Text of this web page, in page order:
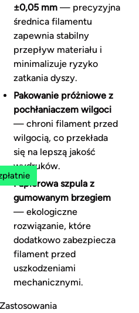
±0,05 mm— precyzyjna
średnica filamentu
zapewnia stabilny
przepływ materiału i
minimalizuje ryzyko
zatkania dyszy.
Pakowanie próżniowe z
pochłaniaczem wilgoci
— chroni filament przed
wilgocią, co przekłada
się na lepszą jakość
wydruków.
Papierowa szpula z
gumowanym brzegiem
— ekologiczne
rozwiązanie, które
dodatkowo zabezpiecza
filament przed
uszkodzeniami
mechanicznymi.
Zastosowania